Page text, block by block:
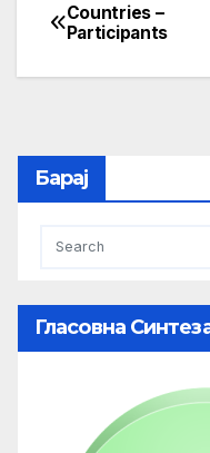
Post
Countries –
Participants
Барај
Гласовна